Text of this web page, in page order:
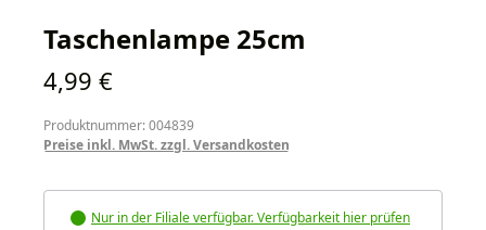
Taschenlampe 25cm
Regulärer Preis:
4,99 €
Produktnummer: 004839
Preise inkl. MwSt. zzgl. Versandkosten
Nur in der Filiale verfügbar. Verfügbarkeit hier prüfen